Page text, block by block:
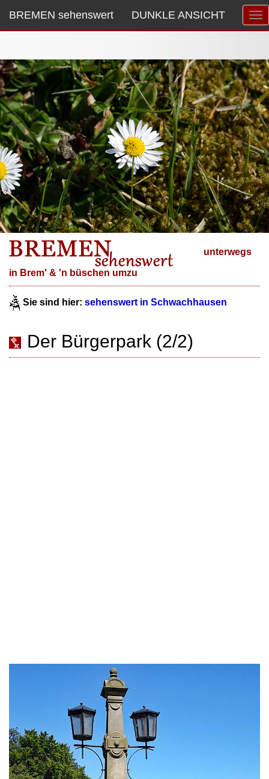
BREMEN sehenswert DUNKLE ANSICHT
unterwegs
in Brem' & 'n büschen umzu
Sie sind hier: sehenswert in Schwachhausen
Der Bürgerpark (2/2)